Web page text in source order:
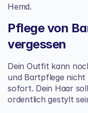
Hemd.
Pflege von
vergessen
Dein Outfit kann
und Bartpflege nicht
sofort. Dein Haar
ordentlich gestylt